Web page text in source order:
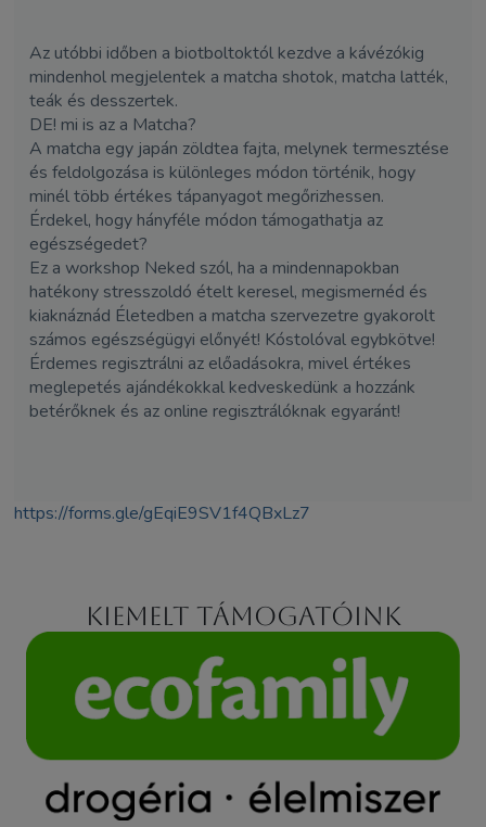
Az utóbbi időben a biotboltoktól kezdve a kávézókig
mindenhol megjelentek a matcha shotok, matcha latték,
teák és desszertek.
DE! mi is az a Matcha?
A matcha egy japán zöldtea fajta, melynek termesztése
és feldolgozása is különleges módon történik, hogy
minél több értékes tápanyagot megőrizhessen.
Érdekel, hogy hányféle módon támogathatja az
egészségedet?
Ez a workshop Neked szól, ha a mindennapokban
hatékony stresszoldó ételt keresel, megismernéd és
kiaknáznád Életedben a matcha szervezetre gyakorolt
számos egészségügyi előnyét! Kóstolóval egybkötve!
Érdemes regisztrálni az előadásokra, mivel értékes
meglepetés ajándékokkal kedveskedünk a hozzánk
betérőknek és az online regisztrálóknak egyaránt!
https://forms.gle/gEqiE9SV1f4QBxLz7
Kiemelt támogatóink